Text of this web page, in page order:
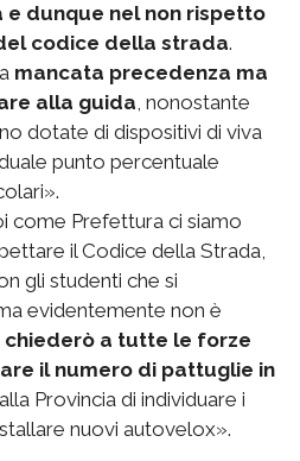
e dunque nel non rispetto
codice della strada.
mancata precedenza ma
alla guida, nonostante
dotate di dispositivi di viva
punto percentuale
come Prefettura ci siamo
il Codice della Strada,
gli studenti che si
evidentemente non è
chiederò a tutte le forze
il numero di pattuglie in
Provincia di individuare i
nuovi autovelox».